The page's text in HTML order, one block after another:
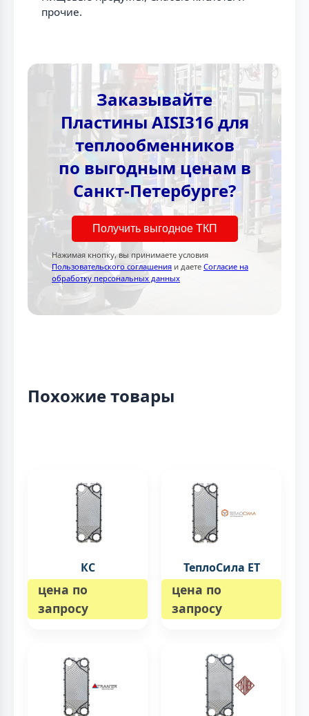
прочие.
Заказывайте
Пластины AISI316 для
теплообменников
по выгодным ценам в
Санкт-Петербурге?
Получить выгодное ТКП
Нажимая кнопку, вы принимаете условия
Пользовательского соглашения и даете Согласие на
обработку персональных данных
Похожие товары
КС
цена по
запросу
ТеплоСила ET
цена по
запросу